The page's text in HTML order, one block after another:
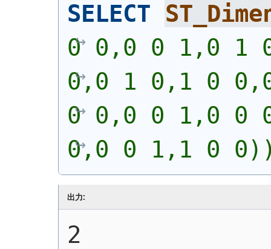
SELECT
0 0,0 0 1,0 1
0,0 1 0,1 0
0 0,0 0 1,0 0
0,0 0 1,1 0
出力:
2